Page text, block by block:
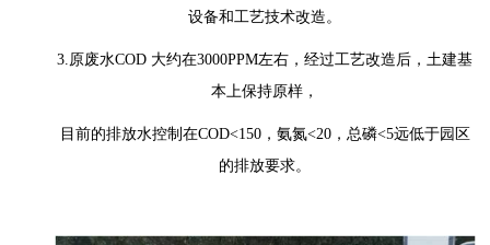
设备和工艺技术改造。
3.原废水COD 大约在3000PPM左右，经过工艺改造后，土建基
本上保持原样，
目前的排放水控制在COD<150，氨氮<20，总磷<5远低于园区
的排放要求。